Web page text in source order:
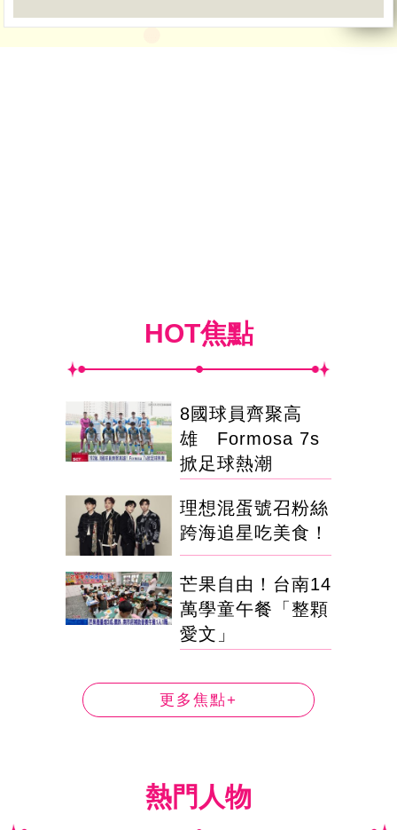
HOT焦點
8國球員齊聚高
雄 Formosa 7s
掀足球熱潮
理想混蛋號召粉絲
跨海追星吃美食！
芒果自由！台南14
萬學童午餐「整顆
愛文」
更多焦點+
熱門人物